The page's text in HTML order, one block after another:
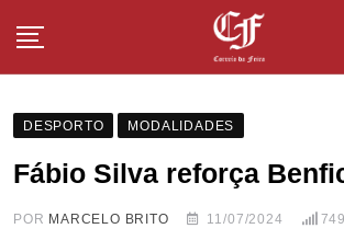
DESPORTO MODALIDADES
Fábio Silva reforça
POR MARCELO BRITO 11/07/2024 749